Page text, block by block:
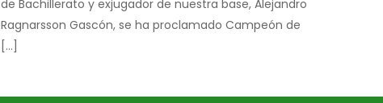
de Bachillerato y exjugador de nuestra base, Alejandro
Ragnarsson Gascón, se ha proclamado Campeón de
[…]